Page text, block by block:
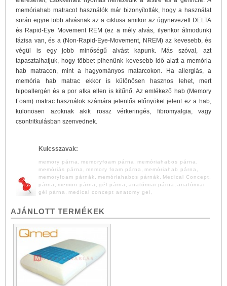
memóriahab matracot használók már bizonyították, hogy a használat
során egyre több alvásnak az a ciklusa amikor az úgynevezett DELTA
és Rapid-Eye Movement REM (ez a mély alvás, ilyenkor álmodunk)
fázisa van, és a (Non-Rapid-Eye-Movement, NREM) az kevesebb, és
végül is egy jobb minőségű alvást kapunk. Más szóval, azt
tapasztalhatjuk, hogy többet pihenünk kevesebb idő alatt a memória
hab matracon, mint a hagyományos matarcokon. Ha allergiás, a
memória hab matrac ekkor is különösen hasznos lehet, mert
hipoallergén és a por atka ellen is kitűnő. Az emlékező hab (Memory
Foam) matrac használok számára jelentős előnyöket jelent ez a hab,
különösen azoknak akik rossz vérkeringés, fibromyalgia, vagy
csontritkulásban szenvednek.
Kulcsszavak:
memory párna memoryfoam párna memóriahabos párna
memóriás párna
memory foam párna memóriahab párna
memoryfoam párnák
memóriahabos párnák Medical Concept
párna
memori párna gél párna anatómiai párna
anatómiai
gél párna
medical concept anatomy gel
AJÁNLOTT TERMÉKEK